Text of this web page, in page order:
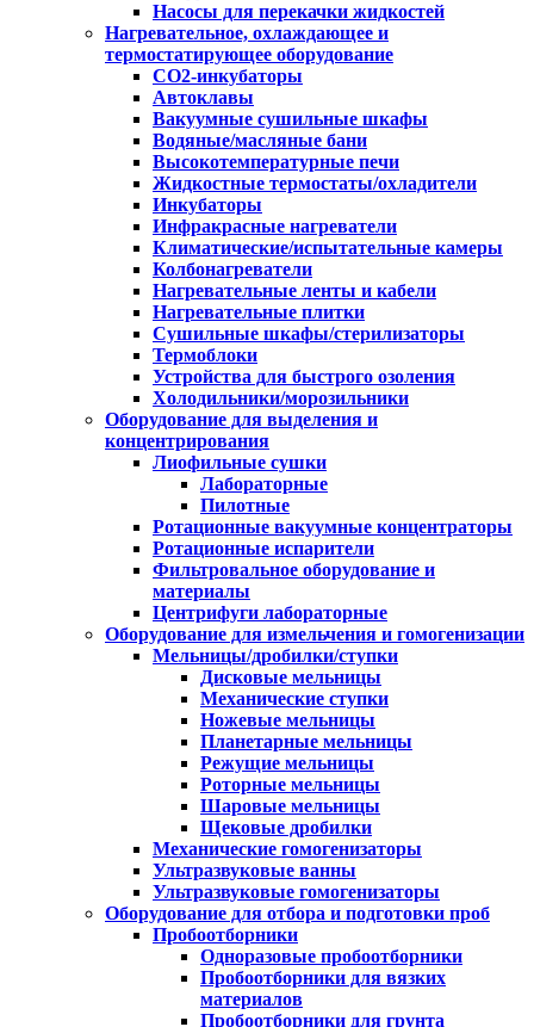
Насосы для перекачки жидкостей
Нагревательное, охлаждающее и
термостатирующее оборудование
CO2-инкубаторы
Автоклавы
Вакуумные сушильные шкафы
Водяные/масляные бани
Высокотемпературные печи
Жидкостные термостаты/охладители
Инкубаторы
Инфракрасные нагреватели
Климатические/испытательные камеры
Колбонагреватели
Нагревательные ленты и кабели
Нагревательные плитки
Сушильные шкафы/стерилизаторы
Термоблоки
Устройства для быстрого озоления
Холодильники/морозильники
Оборудование для выделения и
концентрирования
Лиофильные сушки
Лабораторные
Пилотные
Ротационные вакуумные концентраторы
Ротационные испарители
Фильтровальное оборудование и
материалы
Центрифуги лабораторные
Оборудование для измельчения и гомогенизации
Мельницы/дробилки/ступки
Дисковые мельницы
Механические ступки
Ножевые мельницы
Планетарные мельницы
Режущие мельницы
Роторные мельницы
Шаровые мельницы
Щековые дробилки
Механические гомогенизаторы
Ультразвуковые ванны
Ультразвуковые гомогенизаторы
Оборудование для отбора и подготовки проб
Пробоотборники
Одноразовые пробоотборники
Пробоотборники для вязких
материалов
Пробоотборники для грунта